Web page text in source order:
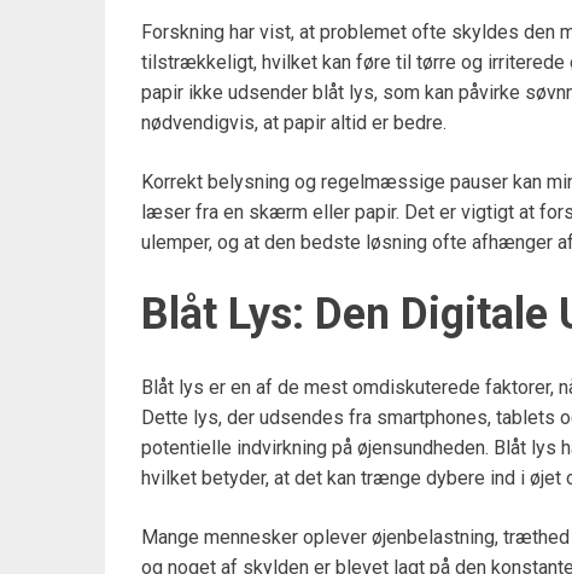
Forskning har vist, at problemet ofte skyldes den
tilstrækkeligt, hvilket kan føre til tørre og irriterede
papir ikke udsender blåt lys, som kan påvirke
nødvendigvis, at papir altid er bedre.
Korrekt belysning og regelmæssige pauser kan
læser fra en skærm eller papir. Det er vigtigt at
ulemper, og at den bedste løsning ofte afhænger
Blåt Lys: Den Digitale
Blåt lys er en af de mest omdiskuterede
Dette lys, der udsendes fra smartphones, tablets
potentielle indvirkning på øjensundheden. Blåt lys
hvilket betyder, at det kan trænge dybere ind i øjet
Mange mennesker oplever øjenbelastning,
og noget af skylden er blevet lagt på den